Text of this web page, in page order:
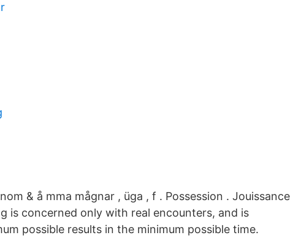
& å mma mågnar , üga , f . Possession . Jouissance
is concerned only with real encounters, and is
possible results in the minimum possible time.